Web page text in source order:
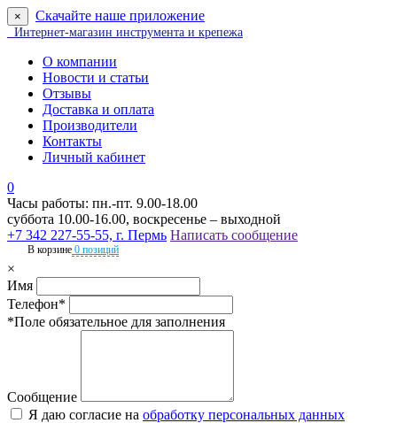
× Скачайте наше приложение
Интернет-магазин инструмента и крепежа
О компании
Новости и статьи
Отзывы
Доставка и оплата
Производители
Контакты
Личный кабинет
0
Часы работы: пн.-пт. 9.00-18.00
суббота 10.00-16.00, воскресенье – выходной
+7 342 227-55-55, г. Пермь Написать сообщение
В корзине 0 позиций
×
Имя
Телефон*
*Поле обязательное для заполнения
Сообщение
Я даю согласие на обработку персональных данных